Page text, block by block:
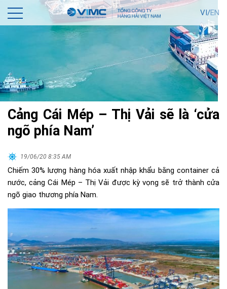
VI/EN
Cảng Cái Mép – Thị Vải sẽ là ‘cửa
ngõ phía Nam’
19/06/20 8:35 AM
Chiếm 30% lượng hàng hóa xuất nhập khẩu bằng container cả
nước, cảng Cái Mép – Thị Vải được kỳ vọng sẽ trở thành cửa
ngõ giao thương phía Nam.